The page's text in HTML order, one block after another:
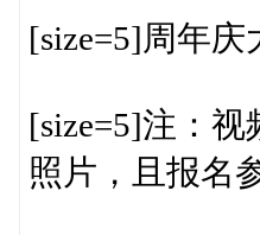
[size=5]周年
[size=5]注：
照片，且报名